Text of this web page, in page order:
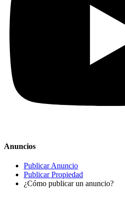
Anuncios
Publicar Anuncio
Publicar Propiedad
¿Cómo publicar un anuncio?